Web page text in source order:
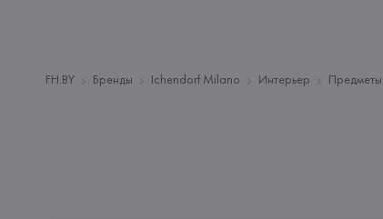
FH.BY Бренды Ichendorf Milano Интерьер